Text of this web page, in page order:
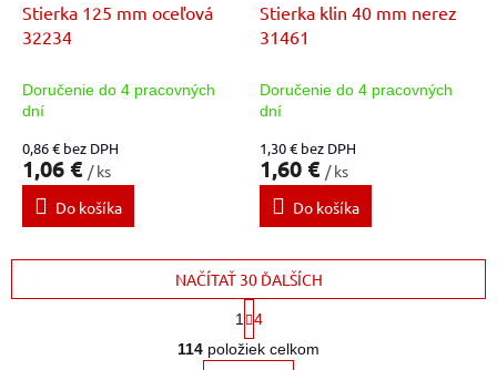
Stierka 125 mm oceľová
32234
Doručenie do 4 pracovných
dní
0,86 € bez DPH
1,06 € / ks
Do košíka
Stierka klin 40 mm nerez
31461
Doručenie do 4 pracovných
dní
1,30 € bez DPH
1,60 € / ks
Do košíka
O
v
NAČÍTAŤ 30 ĎALŠÍCH
S
t
r
á
1
4
114 položiek celkom